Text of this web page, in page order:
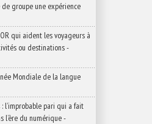
groupe une expérience
qui aident les voyageurs à
ou destinations-
Mondiale de la langue
l’improbable pari qui a fait
l’ère du numérique-